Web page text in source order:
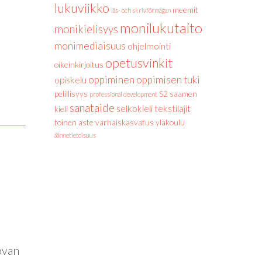
lukuviikko läs- och skrivförmågan meemit
monikielisyys monilukutaito
monimediaisuus ohjelmointi
oikeinkirjoitus opetusvinkit
opiskelu oppiminen oppimisen tuki
pelillisyys professional development S2 saamen
kieli sanataide selkokieli tekstilajit
toinen aste varhaiskasvatus yläkoulu
äännetietoisuus